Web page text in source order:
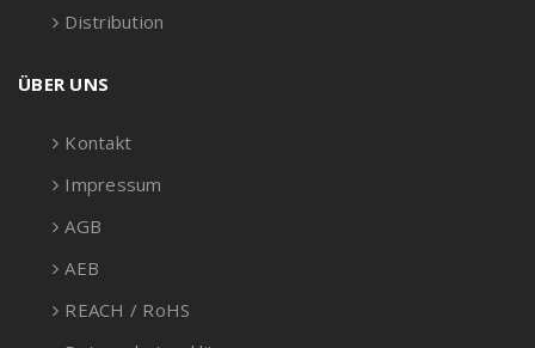
Distribution
ÜBER UNS
Kontakt
Impressum
AGB
AEB
REACH / RoHS